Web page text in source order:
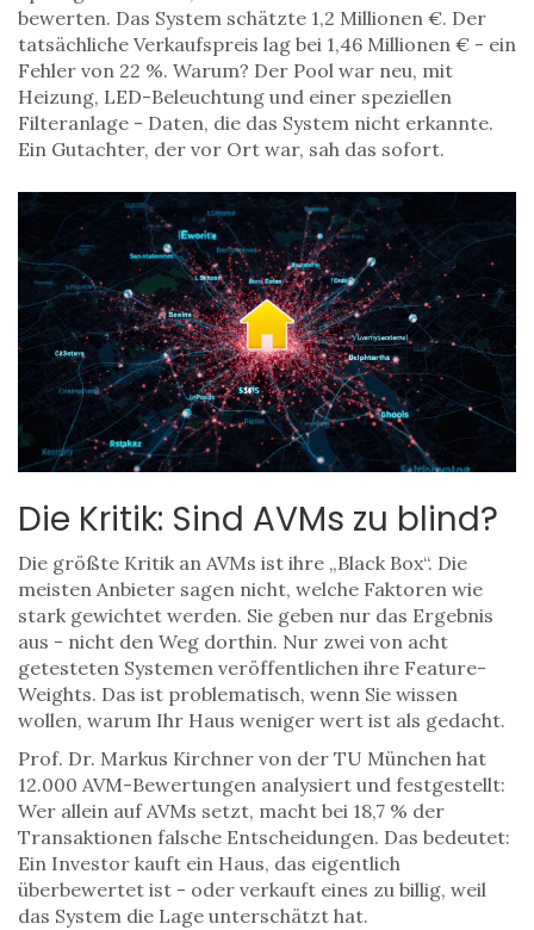
bewerten. Das System schätzte 1,2 Millionen €. Der
tatsächliche Verkaufspreis lag bei 1,46 Millionen € - ein
Fehler von 22 %. Warum? Der Pool war neu, mit
Heizung, LED-Beleuchtung und einer speziellen
Filteranlage - Daten, die das System nicht erkannte.
Ein Gutachter, der vor Ort war, sah das sofort.
Die Kritik: Sind AVMs zu blind?
Die größte Kritik an AVMs ist ihre „Black Box“. Die
meisten Anbieter sagen nicht, welche Faktoren wie
stark gewichtet werden. Sie geben nur das Ergebnis
aus - nicht den Weg dorthin. Nur zwei von acht
getesteten Systemen veröffentlichen ihre Feature-
Weights. Das ist problematisch, wenn Sie wissen
wollen, warum Ihr Haus weniger wert ist als gedacht.
Prof. Dr. Markus Kirchner von der TU München hat
12.000 AVM-Bewertungen analysiert und festgestellt:
Wer allein auf AVMs setzt, macht bei 18,7 % der
Transaktionen falsche Entscheidungen. Das bedeutet:
Ein Investor kauft ein Haus, das eigentlich
überbewertet ist - oder verkauft eines zu billig, weil
das System die Lage unterschätzt hat.